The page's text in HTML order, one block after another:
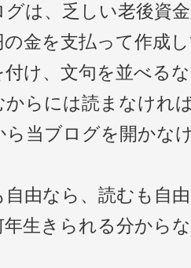
グは、乏しい老後資
の金を支払って作成
付け、文句を並べる
からには読まなけれ
ら当ブログを開かな
自由なら、読むも自
年生きられる分から